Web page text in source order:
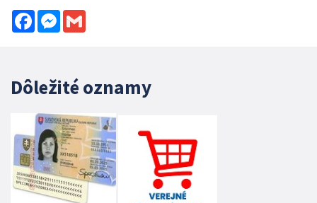
FacebookMessenger
Dôležité oznamy